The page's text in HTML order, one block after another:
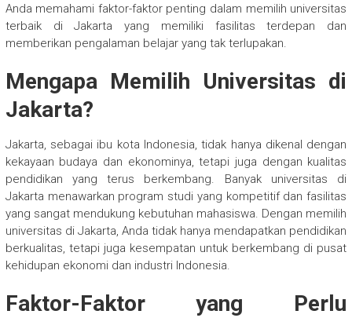
Anda memahami faktor-faktor penting dalam memilih universitas
terbaik di Jakarta yang memiliki fasilitas terdepan dan
memberikan pengalaman belajar yang tak terlupakan.
Mengapa Memilih Universitas di
Jakarta?
Jakarta, sebagai ibu kota Indonesia, tidak hanya dikenal dengan
kekayaan budaya dan ekonominya, tetapi juga dengan kualitas
pendidikan yang terus berkembang. Banyak universitas di
Jakarta menawarkan program studi yang kompetitif dan fasilitas
yang sangat mendukung kebutuhan mahasiswa. Dengan memilih
universitas di Jakarta, Anda tidak hanya mendapatkan pendidikan
berkualitas, tetapi juga kesempatan untuk berkembang di pusat
kehidupan ekonomi dan industri Indonesia.
Faktor-Faktor yang Perlu